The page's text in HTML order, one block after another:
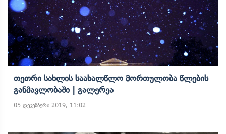
Თეთრი Სახლის Საახალწლო Მორთულობა Წლების
Განმავლობაში | Გალერეა
05 დეკემბერი 2019, 11:02